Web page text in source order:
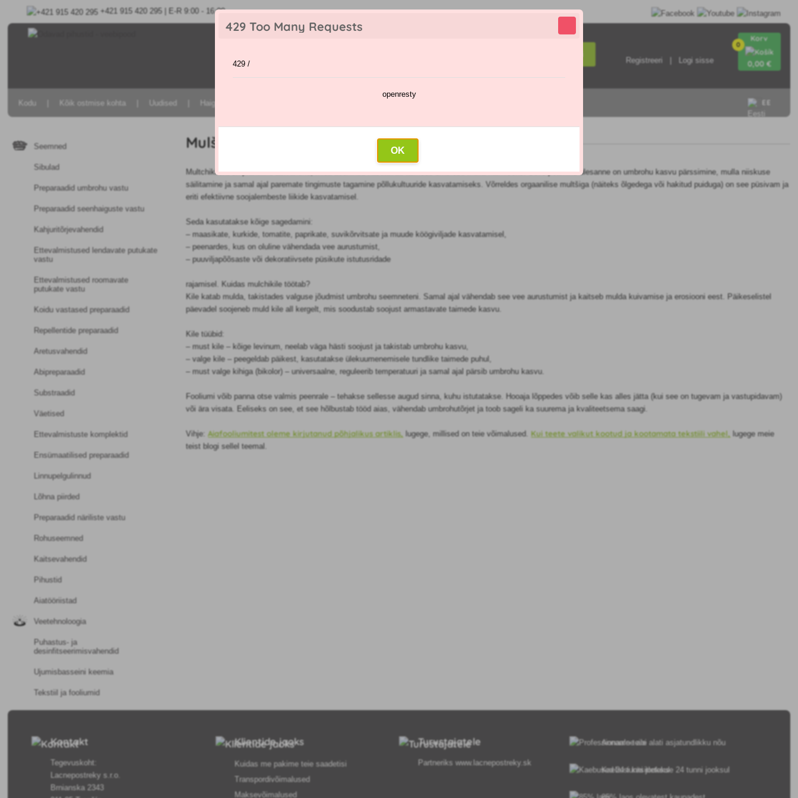
429 Too Many Requests
429 /
openresty
OK
+421 915 420 295 | E-R 9:00 - 16:00
Registreeri Logi sisse
0
Korv
0,00 €
EE
Kodu Kõik ostmise kohta Uudised Haiguste ja kahjurite kataloog
Seemned
Sibulad
Preparaadid umbrohu vastu
Preparaadid seenhaiguste vastu
Kahjuritõrjevahendid
Ettevalmistused lendavate putukate
vastu
Ettevalmistused roomavate
putukate vastu
Koidu vastased preparaadid
Repellentide preparaadid
Aretusvahendid
Abipreparaadid
Substraadid
Väetised
Ettevalmistuste komplektid
Ensümaatilised preparaadid
Linnupelgulinnud
Lõhna piirded
Preparaadid näriliste vastu
Rohuseemned
Kaitsevahendid
Pihustid
Aiatööriistad
Veetehnoloogia
Puhastus- ja
desinfitseerimisvahendid
Ujumisbasseini keemia
Tekstiil ja fooliumid
Mulšeerimiskile
Multchikileht on praktiline abivahend, mida aednikud kasutavad taimede ümbruse mulla katmiseks. Selle peamine ülesanne on umbrohu kasvu pärssimine, mulla niiskuse
säilitamine ja samal ajal paremate tingimuste tagamine põllukultuuride kasvatamiseks. Võrreldes orgaanilise multšiga (näiteks õlgedega või hakitud puiduga) on see püsivam ja
eriti efektiivne soojalembeste liikide kasvatamisel.
Seda kasutatakse kõige sagedamini:
– maasikate, kurkide, tomatite, paprikate, suvikõrvitsate ja muude köögiviljade kasvatamisel,
– peenardes, kus on oluline vähendada vee aurustumist,
– puuviljapõõsaste või dekoratiivsete püsikute istutusridade
rajamisel. Kuidas mulchikile töötab?
Kile katab mulda, takistades valguse jõudmist umbrohu seemneteni. Samal ajal vähendab see vee aurustumist ja kaitseb mulda kuivamise ja erosiooni eest. Päikeselistel
päevadel soojeneb muld kile all kergelt, mis soodustab soojust armastavate taimede kasvu.
Kile tüübid:
– must kile – kõige levinum, neelab väga hästi soojust ja takistab umbrohu kasvu,
– valge kile – peegeldab päikest, kasutatakse ülekuumenemisele tundlike taimede puhul,
– must valge kihiga (bikolor) – universaalne, reguleerib temperatuuri ja samal ajal pärsib umbrohu kasvu.
Fooliumi võib panna otse valmis peenrale – tehakse sellesse augud sinna, kuhu istutatakse. Hooaja lõppedes võib selle kas alles jätta (kui see on tugevam ja vastupidavam)
või ära visata. Eeliseks on see, et see hõlbustab tööd aias, vähendab umbrohutõrjet ja toob sageli ka suurema ja kvaliteetsema saagi.
Vihje:Aiafooliumitest oleme kirjutanud põhjalikus artiklis, lugege, millised on teie võimalused.Kui teete valikut kootud ja kootamata tekstiili vahel, lugege meie
teist blogi sellel teemal.
Kontakt
Tegevuskoht:
Lacnepostreky s.r.o.
Brnianska 2343
Klientide jaoks
Kuidas me pakime teie saadetisi
Transpordivõimalused
Maksevõimalused
Turustajatele
Partnerikswww.lacnepostreky.sk
Anname teile alati asjatundlikku nõu
Kaebusi käsitletakse 24 tunni jooksul